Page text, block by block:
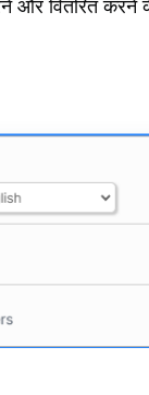
और वितरित करने